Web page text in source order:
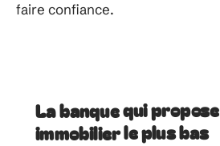
faire confiance.
La banque qui
immobilier le plus bas